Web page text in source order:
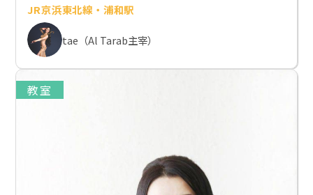
JR京浜東北線・浦和駅
tae（Al Tarab主宰）
教室